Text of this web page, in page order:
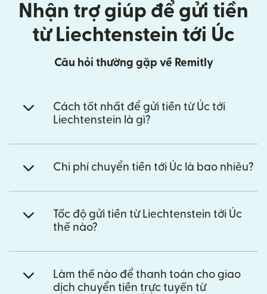
Nhận trợ giúp để gửi tiền
từ Liechtenstein tới Úc
Câu hỏi thường gặp về Remitly
Cách tốt nhất để gửi tiền từ Úc tới
Liechtenstein là gì?
Chi phí chuyển tiền tới Úc là bao nhiêu?
Tốc độ gửi tiền từ Liechtenstein tới Úc
thế nào?
Làm thế nào để thanh toán cho giao
dịch chuyển tiền trực tuyến từ